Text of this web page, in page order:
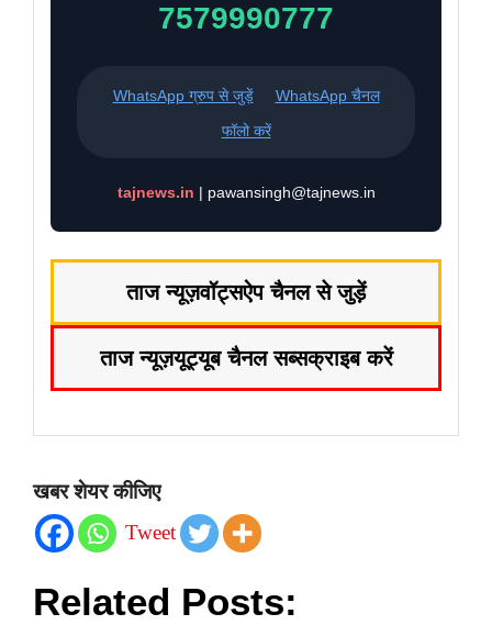
7579990777
WhatsApp ग्रुप से जुड़ें
WhatsApp चैनल
फॉलो करें
tajnews.in | pawansingh@tajnews.in
ताज न्यूज़वॉट्सऐप चैनल से जुड़ें
ताज न्यूज़यूट्यूब चैनल सब्सक्राइब करें
खबर शेयर कीजिए
Tweet
Related Posts: